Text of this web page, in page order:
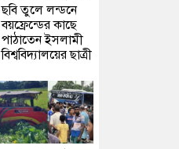
ছবি তুলে লন্ডনে
বয়ফ্রেন্ডের কাছে
পাঠাতেন ইসলামী
বিশ্ববিদ্যালয়ের ছাত্রী